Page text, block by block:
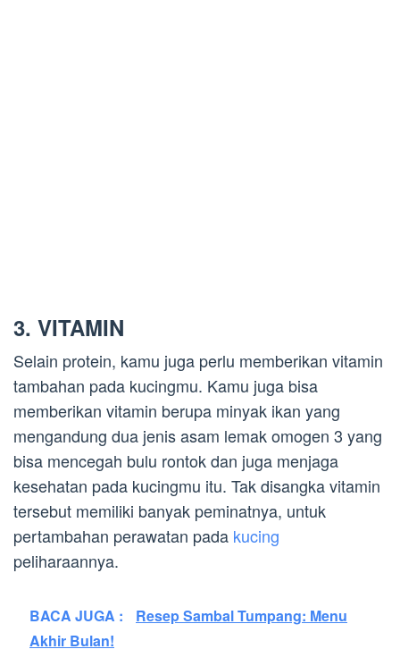
3. VITAMIN
Selain protein, kamu juga perlu memberikan vitamin
tambahan pada kucingmu. Kamu juga bisa
memberikan vitamin berupa minyak ikan yang
mengandung dua jenis asam lemak omogen 3 yang
bisa mencegah bulu rontok dan juga menjaga
kesehatan pada kucingmu itu. Tak disangka vitamin
tersebut memiliki banyak peminatnya, untuk
pertambahan perawatan pada kucing
peliharaannya.
BACA JUGA :
Resep Sambal Tumpang: Menu
Akhir Bulan!